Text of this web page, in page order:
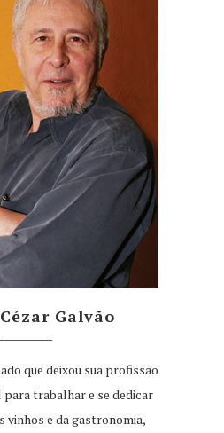
Galvão
que deixou sua profissão
para trabalhar e se dedicar
vinhos e da gastronomia,